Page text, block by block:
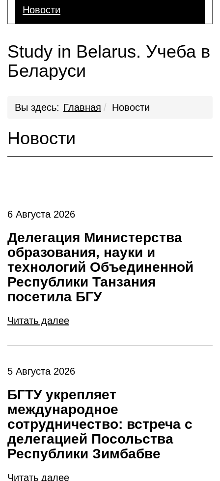
Новости
Study in Belarus. Учеба в
Беларуси
Вы здесь: Главная Новости
Новости
6 Августа 2026
Делегация Министерства
образования, науки и
технологий Объединенной
Республики Танзания
посетила БГУ
Читать далее
5 Августа 2026
БГТУ укрепляет
международное
сотрудничество: встреча с
делегацией Посольства
Республики Зимбабве
Читать далее